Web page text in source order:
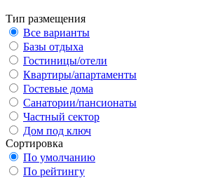
Тип размещения
Все варианты
Базы отдыха
Гостиницы/отели
Квартиры/апартаменты
Гостевые дома
Санатории/пансионаты
Частный сектор
Дом под ключ
Сортировка
По умолчанию
По рейтингу